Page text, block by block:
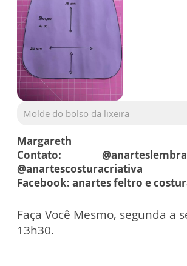
Molde do bolso da lixeira
Margareth
Contato:
@anartescosturacriativa
Facebook: anartes feltro e
Faça Você Mesmo, segunda a
13h30.